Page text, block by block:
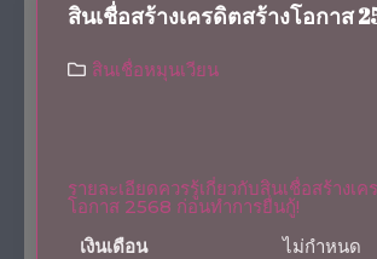
สินเชื่อสร้างเครดิตสร้างโอกาส
สินเชื่อหมุนเวียน
รายละเอียดควรรู้เกี่ยวกับสินเชื่อสร้างเค
โอกาส 2568 ก่อนทำการยื่นกู้!
เงินเดือน
ไม่กำหนด